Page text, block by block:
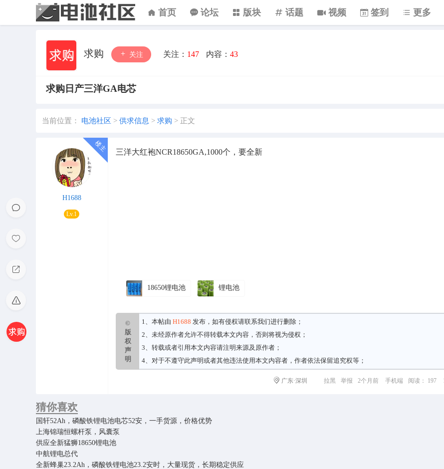
首页 论坛 版块 话题 视频 签到 更多
求购 关注 关注： 147 内容： 43
求购日产三洋GA电芯
当前位置： 电池社区 > 供求信息 > 求购 > 正文
H1688
Lv.1
三洋大红袍NCR18650GA,1000个，要全新
18650锂电池 锂电池
©
版
权
声
明
1、本帖由 H1688 发布，如有侵权请联系我们进行删除；
2、未经原作者允许不得转载本文内容，否则将视为侵权；
3、转载或者引用本文内容请注明来源及原作者；
4、对于不遵守此声明或者其他违法使用本文内容者，作者依法保留追究权等；
广东·深圳 拉黑 举报 2个月前 手机端 阅读： 197
猜你喜欢
国轩52Ah，磷酸铁锂电池电芯52安，一手货源，价格优势
上海锦瑞恒螺杆泵，风囊泵
供应全新猛狮18650锂电池
中航锂电总代
全新蜂巢23.2Ah，磷酸铁锂电池23.2安时，大量现货，长期稳定供应